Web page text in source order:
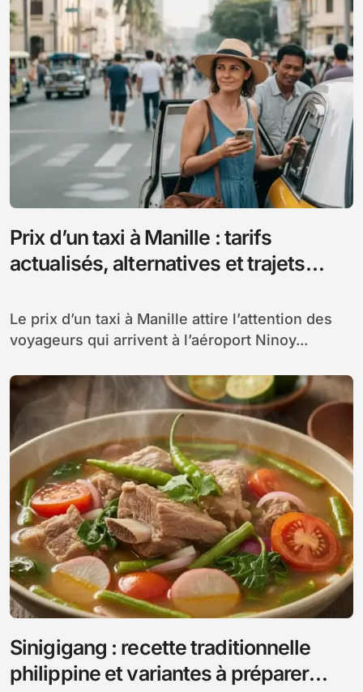
Prix d’un taxi à Manille : tarifs
actualisés, alternatives et trajets
Le prix d’un taxi à Manille attire l’attention des
voyageurs qui arrivent à l’aéroport Ninoy...
Sinigigang : recette traditionnelle
philippine et variantes à préparer